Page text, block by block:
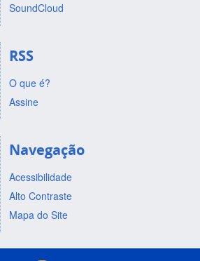
SoundCloud
RSS
O que é?
Assine
Navegação
Acessibilidade
Alto Contraste
Mapa do Site